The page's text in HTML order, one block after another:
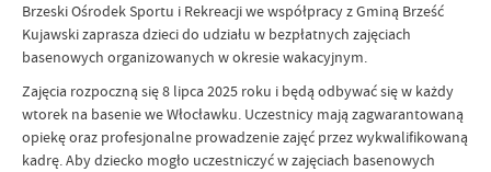
Brzeski Ośrodek Sportu i Rekreacji we współpracy z Gminą Brześć
Kujawski zaprasza dzieci do udziału w bezpłatnych zajęciach
basenowych organizowanych w okresie wakacyjnym.
Zajęcia rozpoczną się 8 lipca 2025 roku i będą odbywać się w każdy
wtorek na basenie we Włocławku. Uczestnicy mają zagwarantowaną
opiekę oraz profesjonalne prowadzenie zajęć przez wykwalifikowaną
kadrę. Aby dziecko mogło uczestniczyć w zajęciach basenowych